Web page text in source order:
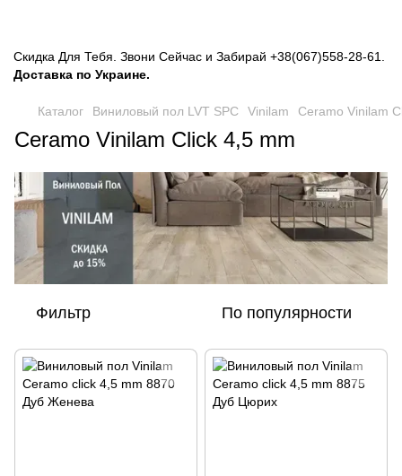
Скидка Для Тебя. Звони Сейчас и Забирай +38(067)558-28-61
Доставка по Украине.
Каталог Виниловый пол LVT SPC Vinilam Ceramo Vinilam
Ceramo Vinilam Click 4,5 mm
Фильтр По популярности